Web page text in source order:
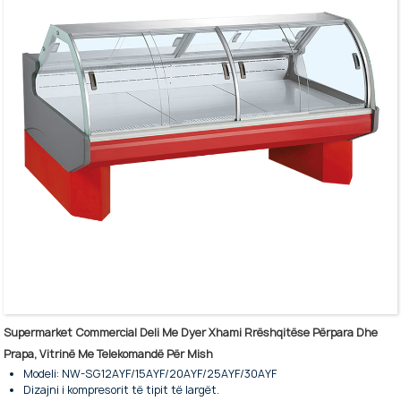
Copat anësore të qelqit janë të tipit të temperuar.
Kabineti i ruajtjes rezervë është opsional.
Kontrollues inteligjent dhe ekran dixhital.
Me një perde transparente me izolim të shkëlqyer termik.
Avullues me tub bakri dhe kondensator me ndihmën e ventilatorit.
Supermarket Commercial Deli Me Dyer Xhami Rrëshqitëse Përpara Dhe
Prapa, Vitrinë Me Telekomandë Për Mish
Modeli: NW-SG12AYF/15AYF/20AYF/25AYF/30AYF
Dizajni i kompresorit të tipit të largët.